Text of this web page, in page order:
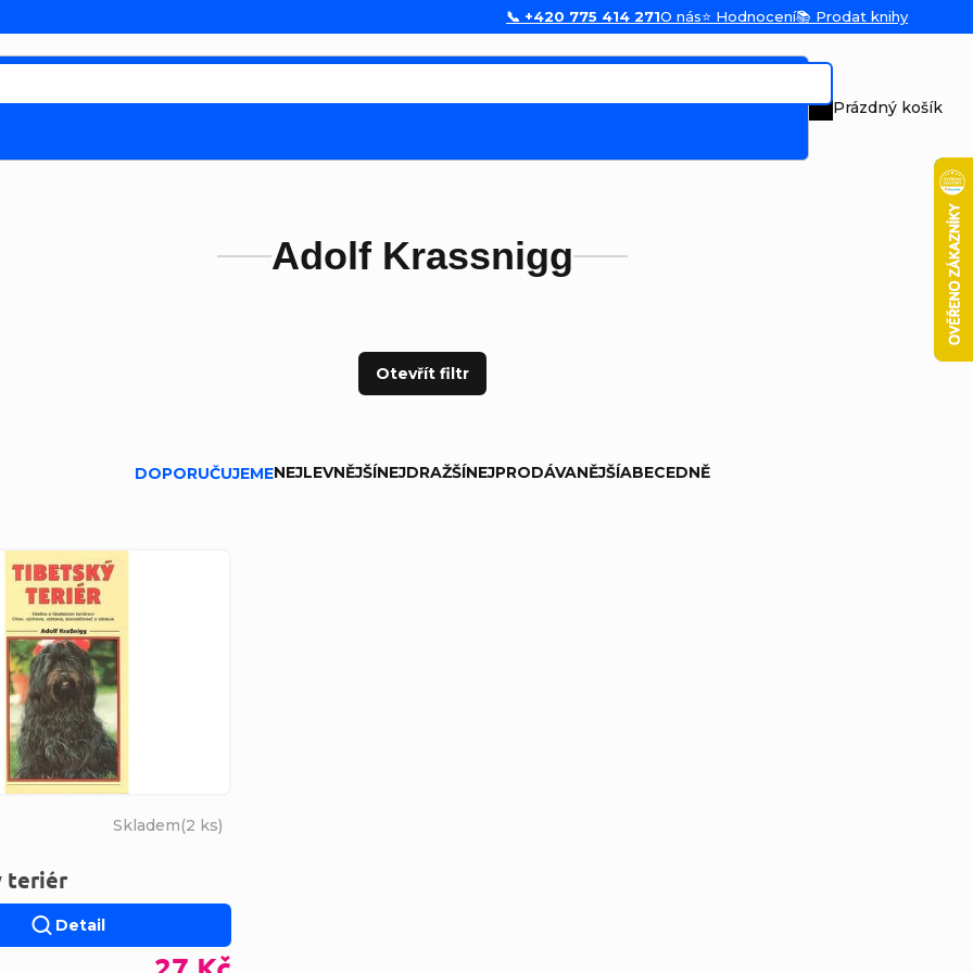
📞 +420 775 414 271O nás⭐ Hodnocení📚 Prodat knihy
Nákupní
Prázdný košík
Adolf Krassnigg
Otevřít filtr
produktů
DOPORUČUJEMENEJLEVNĚJŠÍNEJDRAŽŠÍNEJPRODÁVANĚJŠÍABECEDNĚ
produktů
teriér
Skladem(2 ks)
Detail